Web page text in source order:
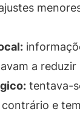
a reduzir
tentava-
e